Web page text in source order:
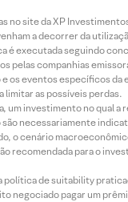
no site da XP
a decorrer da
é executada seguindo
companhias
eventos específicos
limitar as possíveis perdas.
um investimento no qual
necessariamente
o cenário
para o
de suitability
negociado pagar um